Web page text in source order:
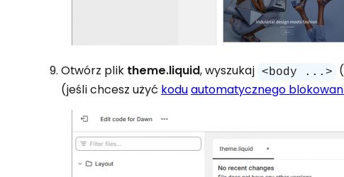
Otwórz plik theme.liquid, wyszukaj <body ...>
(jeśli chcesz użyć koduautomatycznego